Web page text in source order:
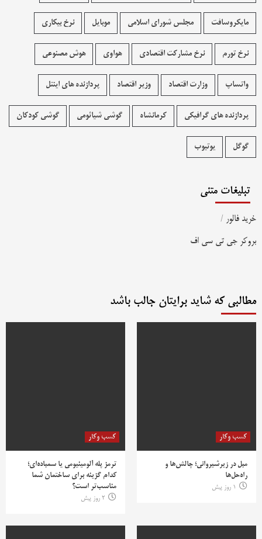
مایکروسافت مجلس شورای اسلامی موبایل نرخ بیکاری
نرخ تورم نرخ مشارکت اقتصادی هواوی هوش مصنوعی
واتساپ وزارت اقتصاد وزیر اقتصاد پردازنده های اینتل
پردازنده های گرافیکی کرمانشاه گوشی شیائومی گوشی کودکان
گوگل یوتیوب
تبلیغات متنی
خرید فالور /
بروکر جی تی سی اف
مطالبی که شاید برایتان جالب باشد
کسب وکار
مبل در زیرشیروانی؛ چالش‌ها و
راه‌حل‌ها
1 روز پیش
کسب وکار
ترمز پله آلومینیومی یا سمباده‌ای؛
کدام گزینه برای ساختمان شما
مناسب‌تر است؟
2 روز پیش